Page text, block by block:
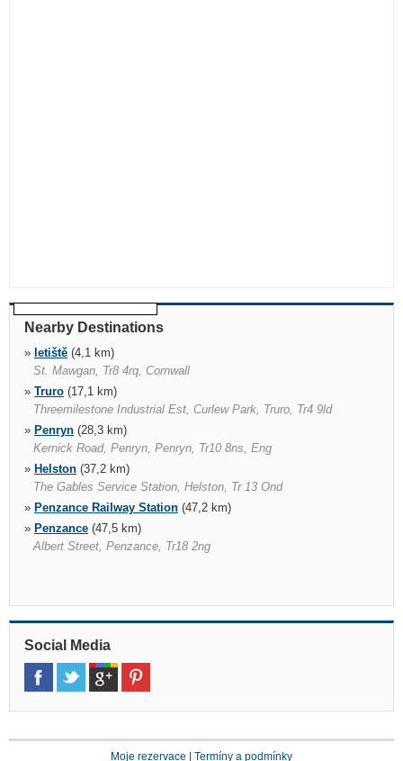
Nearby Destinations
» letiště (4,1 km)
St. Mawgan, Tr8 4rq, Cornwall
» Truro (17,1 km)
Threemilestone Industrial Est, Curlew Park, Truro, Tr4 9ld
» Penryn (28,3 km)
Kernick Road, Penryn, Penryn, Tr10 8ns, Eng
» Helston (37,2 km)
The Gables Service Station, Helston, Tr 13 Ond
» Penzance Railway Station (47,2 km)
» Penzance (47,5 km)
Albert Street, Penzance, Tr18 2ng
Social Media
Moje rezervace Termíny a podmínky